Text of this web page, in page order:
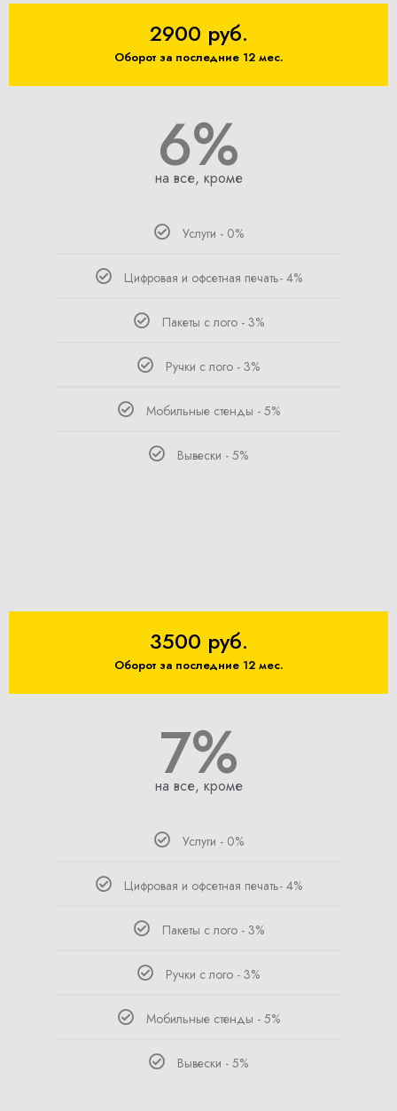
2900 руб.
Оборот за последние 12 мес.
6%
на все, кроме
Услуги - 0%
Цифровая и офсетная печать- 4%
Пакеты с лого - 3%
Ручки с лого - 3%
Мобильные стенды - 5%
Вывески - 5%
3500 руб.
Оборот за последние 12 мес.
7%
на все, кроме
Услуги - 0%
Цифровая и офсетная печать- 4%
Пакеты с лого - 3%
Ручки с лого - 3%
Мобильные стенды - 5%
Вывески - 5%